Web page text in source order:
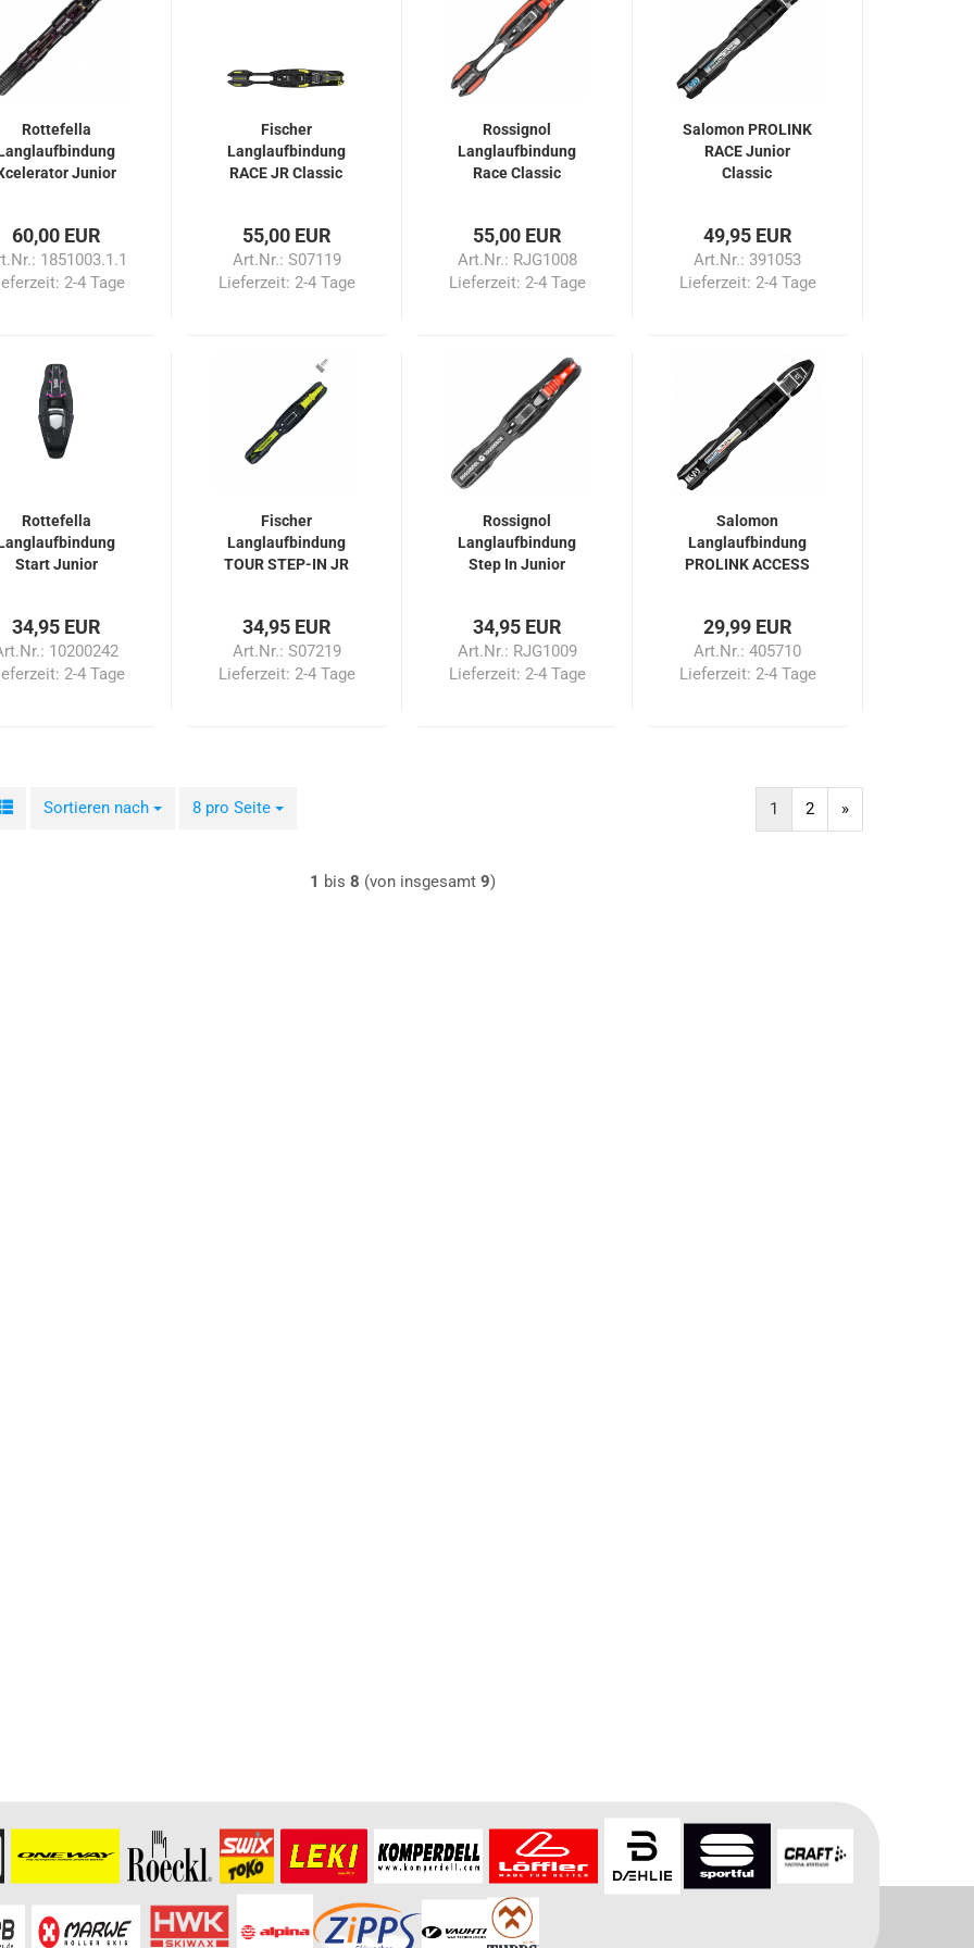
Rottefella
Junior
60,00 EUR
1851003.1.1
2-4 Tage
Fischer
Langlaufbindung
RACE JR Classic
55,00 EUR
Art.Nr.: S07119
Lieferzeit: 2-4 Tage
Rossignol
Langlaufbindung
Race Classic
55,00 EUR
Art.Nr.: RJG1008
Lieferzeit: 2-4 Tage
Salomon PROLINK
RACE Junior
Classic
49,95 EUR
Art.Nr.: 391053
Lieferzeit: 2-4 Tage
Rottefella
Start Junior
34,95 EUR
10200242
2-4 Tage
Fischer
Langlaufbindung
TOUR STEP-IN JR
34,95 EUR
Art.Nr.: S07219
Lieferzeit: 2-4 Tage
Rossignol
Langlaufbindung
Step In Junior
34,95 EUR
Art.Nr.: RJG1009
Lieferzeit: 2-4 Tage
Salomon
Langlaufbindung
PROLINK ACCESS
29,99 EUR
Art.Nr.: 405710
Lieferzeit: 2-4 Tage
Sortieren nach
Sortieren nach 8 pro Seite
pro Seite 1 2 »
1 bis 8 (von insgesamt 9)